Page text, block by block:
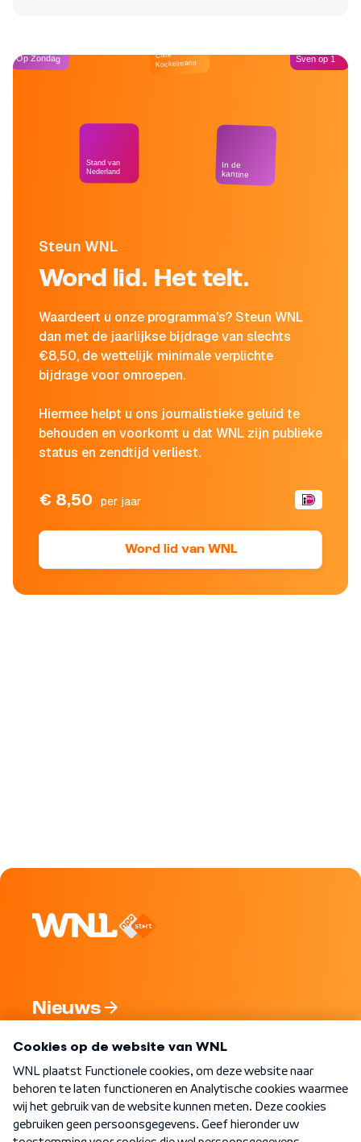
Steun WNL
Word lid. Het telt.
Waardeert u onze programma's? Steun WNL
dan met de jaarlijkse bijdrage van slechts
€8,50, de wettelijk minimale verplichte
bijdrage voor omroepen.
Hiermee helpt u ons journalistieke geluid te
behouden en voorkomt u dat WNL zijn publieke
status en zendtijd verliest.
€ 8,50 per jaar
Word lid van WNL
Op Zondag
Stand van
Nederland
Café
Kockelmann
In de
kantine
Sven op 1
Nieuws
Nieuwsbrief
Word Lid